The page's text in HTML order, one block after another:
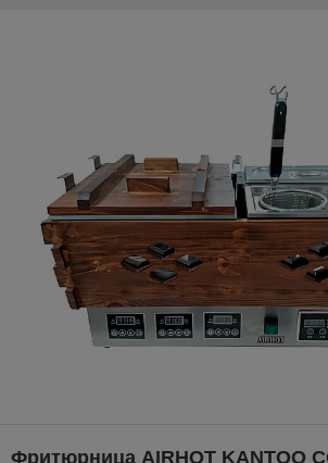
Фритюрница AIRHOT KANTOO